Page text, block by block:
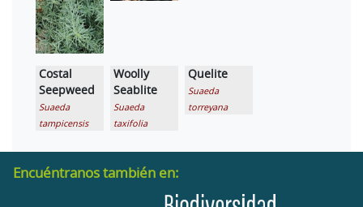
Costal
Seepweed
Suaeda
tampicensis
Woolly
Seablite
Suaeda
taxifolia
Quelite
Suaeda
torreyana
Encuéntranos también en: